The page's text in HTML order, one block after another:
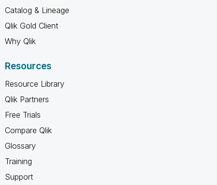
Catalog & Lineage
Qlik Gold Client
Why Qlik
Resources
Resource Library
Qlik Partners
Free Trials
Compare Qlik
Glossary
Training
Support